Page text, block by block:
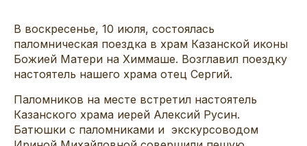
В воскресенье, 10 июля, состоялась
паломническая поездка в храм Казанской иконы
Божией Матери на Химмаше. Возглавил поездку
настоятель нашего храма отец Сергий.
Паломников на месте встретил настоятель
Казанского храма иерей Алексий Русин.
Батюшки с паломниками и экскурсоводом